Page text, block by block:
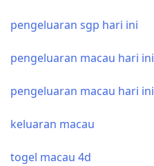
pengeluaran sgp hari ini
pengeluaran macau hari ini
pengeluaran macau hari ini
keluaran macau
togel macau 4d